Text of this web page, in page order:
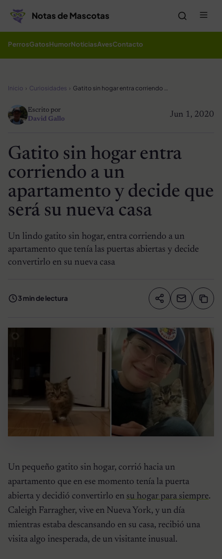
Notas de Mascotas
PerrosGatosHumorNoticiasAvesContacto
Inicio Curiosidades Gatito sin hogar entra corriendo a un apartamento y decide que será su nueva casa
Jun 1, 2020
Escrito por
David Gallo
Gatito sin hogar entra
corriendo a un
apartamento y decide que
será su nueva casa
Un lindo gatito sin hogar, entra corriendo a un
apartamento que tenía las puertas abiertas y decide
convertirlo en su nueva casa
3 min de lectura Compartir
Un pequeño gatito sin hogar, corrió hacia un
apartamento que en ese momento tenía la puerta
abierta y decidió convertirlo en su hogar para siempre.
Caleigh Farragher, vive en Nueva York, y un día
mientras estaba descansando en su casa, recibió una
visita algo inesperada, de un visitante inusual.